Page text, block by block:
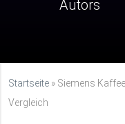
Startseite » Siemens
Vergleich